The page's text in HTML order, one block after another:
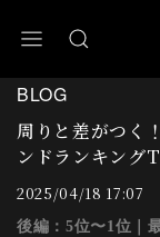
BLOG
周りと差がつく
ンドランキング
2025/04/18 17:07
後編：5位〜1位｜